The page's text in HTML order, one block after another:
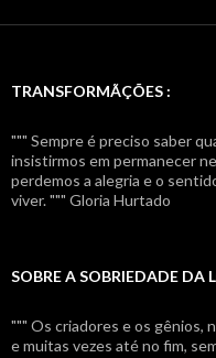
TRANSFORMÃÇÕES :
""" Sempre é preciso saber
insistirmos em permanecer
perdemos a alegria e o
viver. """ Gloria Hurtado
SOBRE A SOBRIEDADE DA
""" Os criadores e os gênios,
e muitas vezes até no fim,